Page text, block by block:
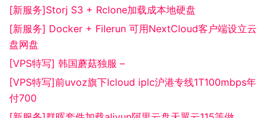
[新服务]Storj S3 + Rclone加载成本地硬盘
[新服务] Docker + Filerun 可用NextCloud客户端设立云
盘网盘
[VPS特写] 韩国蘑菇独服 –
[VPS特写]前uvoz旗下lcloud iplc沪港专线1T100mbps年
付700